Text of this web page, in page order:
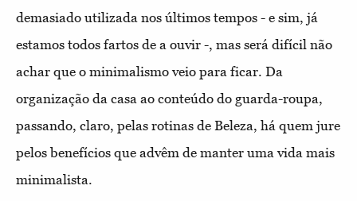
demasiado utilizada nos últimos tempos - e sim, já
estamos todos fartos de a ouvir -, mas será difícil não
achar que o minimalismo veio para ficar. Da
organização da casa ao conteúdo do guarda-roupa,
passando, claro, pelas rotinas de Beleza, há quem jure
pelos benefícios que advêm de manter uma vida mais
minimalista.